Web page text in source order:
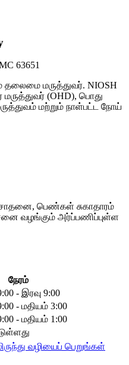
63651
தலைமை மருத்துவர். NIOSH
(OHD), பொது
மற்றும் நாள்பட்ட நோய்
பெண்கள் சுகாதாரம்
வழங்கும் அர்ப்பணிப்புள்ள
நேரம்
- இரவு 9:00
- மதியம் 3:00
- மதியம் 1:00
வழியைப் பெறுங்கள்